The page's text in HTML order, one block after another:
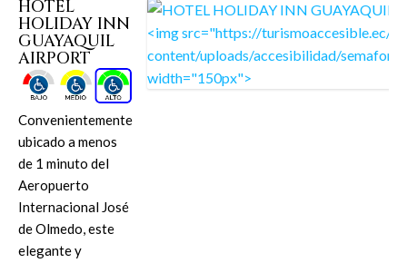
HOTEL
HOLIDAY INN
GUAYAQUIL
AIRPORT
Convenientemente
ubicado a menos
de 1 minuto del
Aeropuerto
Internacional José
de Olmedo, este
elegante y